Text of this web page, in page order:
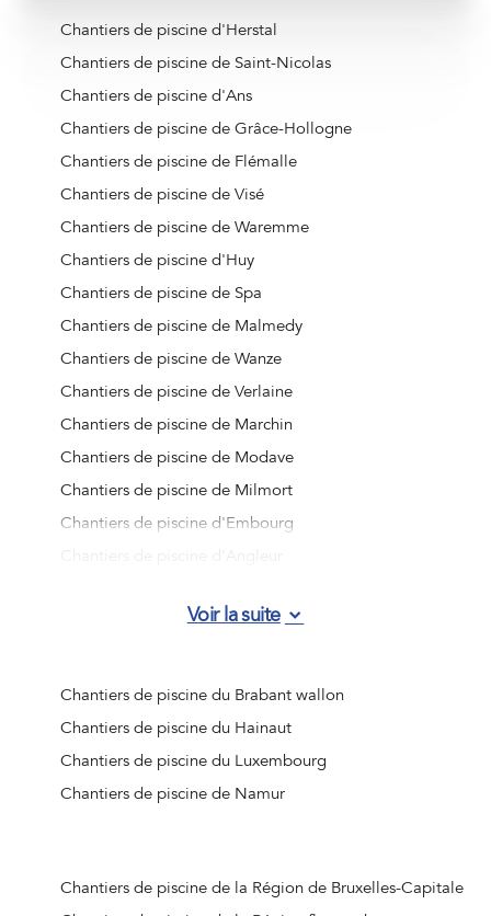
Chantiers de piscine d'Herstal
Chantiers de piscine de Saint-Nicolas
Chantiers de piscine d'Ans
Chantiers de piscine de Grâce-Hollogne
Chantiers de piscine de Flémalle
Chantiers de piscine de Visé
Chantiers de piscine de Waremme
Chantiers de piscine d'Huy
Chantiers de piscine de Spa
Chantiers de piscine de Malmedy
Chantiers de piscine de Wanze
Chantiers de piscine de Verlaine
Chantiers de piscine de Marchin
Chantiers de piscine de Modave
Chantiers de piscine de Milmort
Chantiers de piscine d'Embourg
Chantiers de piscine d'Ougrée
Chantiers de piscine de Nandrin
Chantiers de piscine de Liège (Jupille-sur-Meuse)
Chantiers de piscine de Beaufays
Chantiers de piscine d'Ouffet
Chantiers de piscine de Crisnée
Voir la suite
Chantiers de piscine du Brabant wallon
Chantiers de piscine du Hainaut
Chantiers de piscine du Luxembourg
Chantiers de piscine de Namur
Chantiers de piscine de la Région de Bruxelles-Capitale